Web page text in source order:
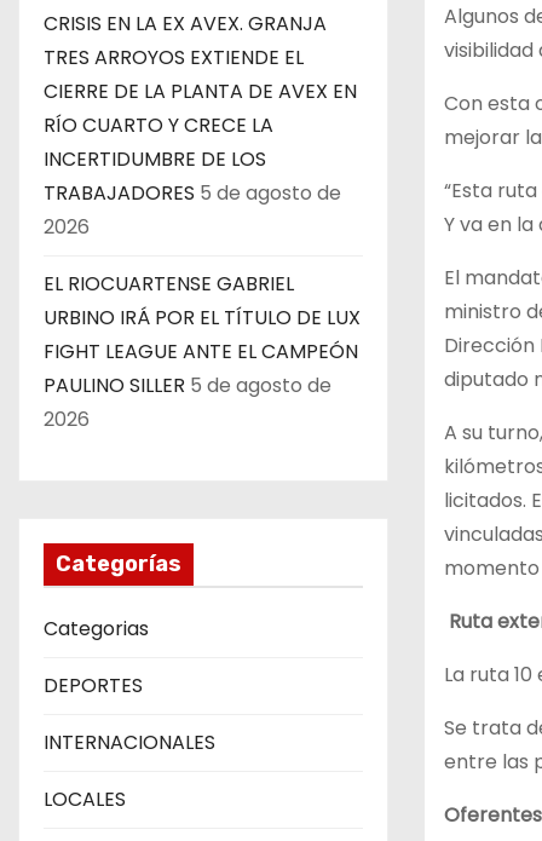
CRISIS EN LA EX AVEX. GRANJA
TRES ARROYOS EXTIENDE EL
CIERRE DE LA PLANTA DE AVEX EN
RÍO CUARTO Y CRECE LA
INCERTIDUMBRE DE LOS
TRABAJADORES 5 de agosto de
2026
EL RIOCUARTENSE GABRIEL
URBINO IRÁ POR EL TÍTULO DE LUX
FIGHT LEAGUE ANTE EL CAMPEÓN
PAULINO SILLER 5 de agosto de
2026
Categorías
Categorias
DEPORTES
INTERNACIONALES
LOCALES
Algunos
visibilidad
Con esta
mejorar
“Esta
Y va en
El
ministro
Dirección
diputado
A su
licitados.
momento
Ruta
La ruta
Se trata
entre las
Oferentes